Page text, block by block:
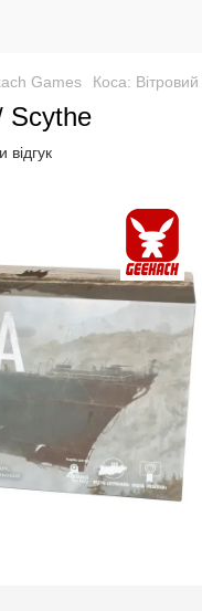
Games Коса:
Scythe
відгук